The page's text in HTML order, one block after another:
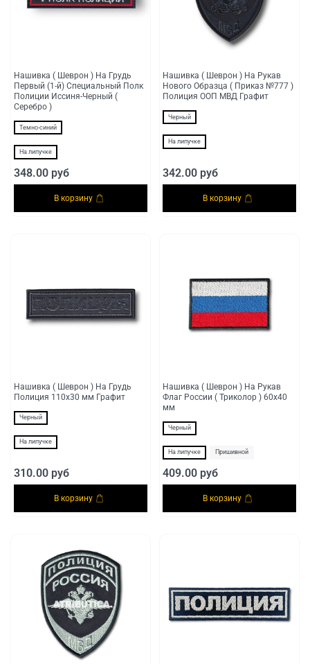
Нашивка ( Шеврон ) На Грудь
Первый (1-й) Специальный Полк
Полиции Иссиня-Черный (
Серебро )
Темно-синий
На липучке
348.00 руб
В корзину
Нашивка ( Шеврон ) На Рукав
Нового Образца ( Приказ №777 )
Полиция ООП МВД Графит
Черный
На липучке
342.00 руб
В корзину
Нашивка ( Шеврон ) На Грудь
Полиция 110х30 мм Графит
Черный
На липучке
310.00 руб
В корзину
Нашивка ( Шеврон ) На Рукав
Флаг России ( Триколор ) 60х40
мм
Черный
На липучке Пришивной
409.00 руб
В корзину